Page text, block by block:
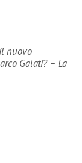
nuovo
Galati? – La